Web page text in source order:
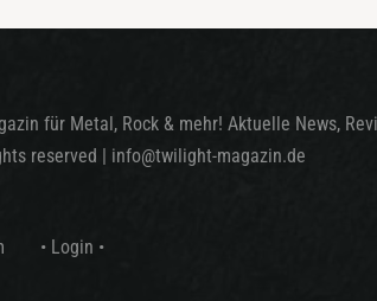
für Metal, Rock & mehr! Aktuelle News,
reserved | info@twilight-magazin.de
• Login •